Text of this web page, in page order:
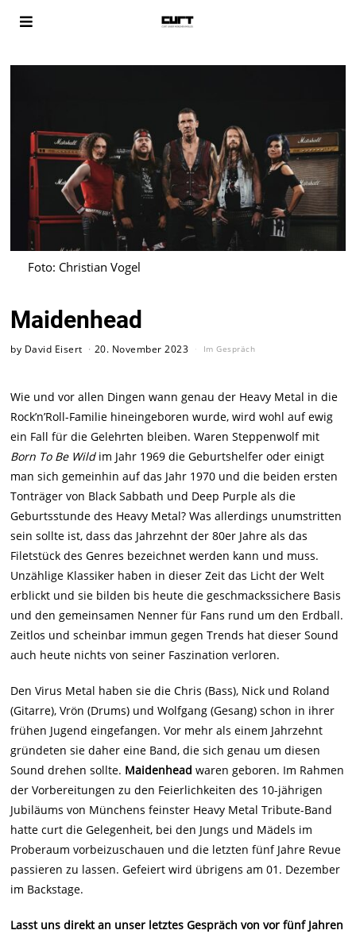
Foto: Christian Vogel
Maidenhead
by David Eisert 20. November 2023 Im Gespräch
Wie und vor allen Dingen wann genau der Heavy Metal in die
Rock’n’Roll-Familie hineingeboren wurde, wird wohl auf ewig
ein Fall für die Gelehrten bleiben. Waren Steppenwolf mit
Born To Be Wildim Jahr 1969 die Geburtshelfer oder einigt
man sich gemeinhin auf das Jahr 1970 und die beiden ersten
Tonträger von Black Sabbath und Deep Purple als die
Geburtsstunde des Heavy Metal? Was allerdings unumstritten
sein sollte ist, dass das Jahrzehnt der 80er Jahre als das
Filetstück des Genres bezeichnet werden kann und muss.
Unzählige Klassiker haben in dieser Zeit das Licht der Welt
erblickt und sie bilden bis heute die geschmackssichere Basis
und den gemeinsamen Nenner für Fans rund um den Erdball.
Zeitlos und scheinbar immun gegen Trends hat dieser Sound
auch heute nichts von seiner Faszination verloren.
Den Virus Metal haben sie die Chris (Bass), Nick und Roland
(Gitarre), Vrön (Drums) und Wolfgang (Gesang) schon in ihrer
frühen Jugend eingefangen. Vor mehr als einem Jahrzehnt
gründeten sie daher eine Band, die sich genau um diesen
Sound drehen sollte. Maidenhead waren geboren. Im Rahmen
der Vorbereitungen zu den Feierlichkeiten des 10-jährigen
Jubiläums von Münchens feinster Heavy Metal Tribute-Band
hatte curt die Gelegenheit, bei den Jungs und Mädels im
Proberaum vorbeizuschauen und die letzten fünf Jahre Revue
passieren zu lassen. Gefeiert wird übrigens am 01. Dezember
im Backstage.
Lasst uns direkt an unser letztes Gespräch von vor fünf Jahren